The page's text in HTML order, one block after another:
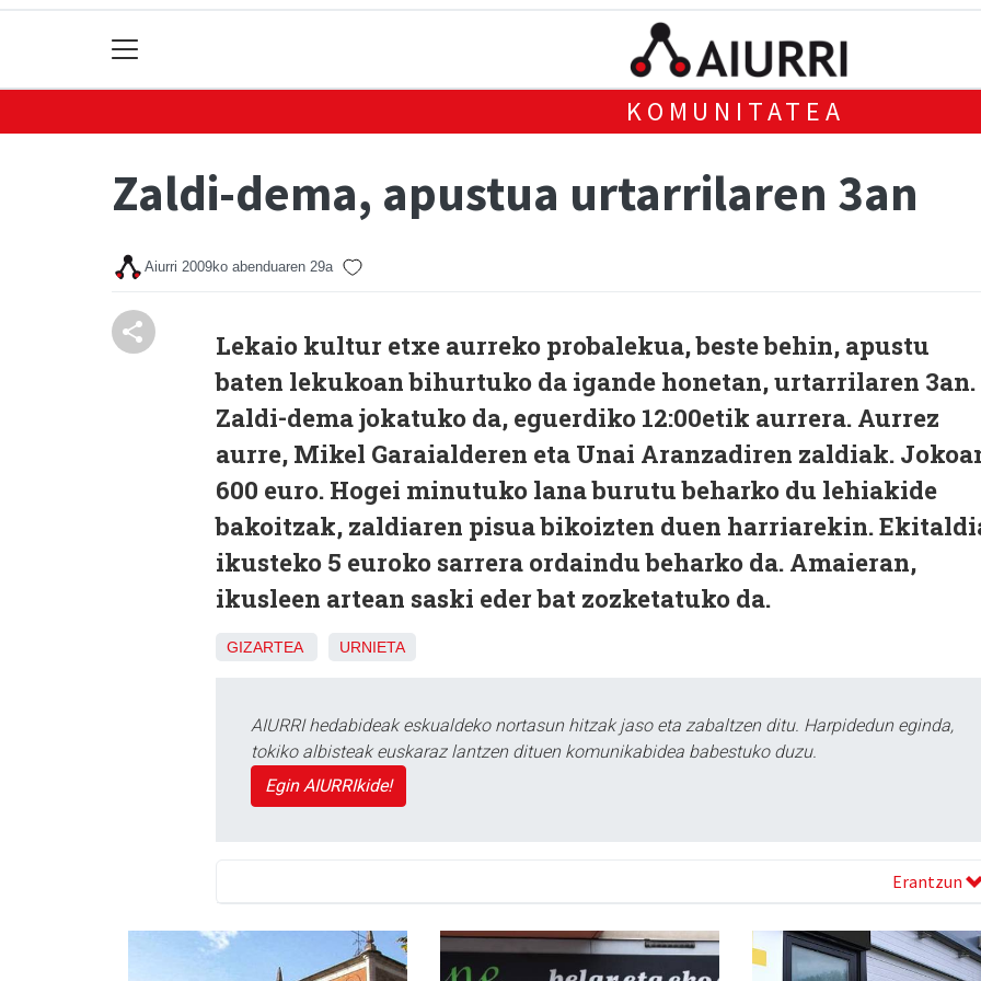
KOMUNITATEA
Zaldi-dema, apustua urtarrilaren 3an
Aiurri 2009ko abenduaren 29a
Lekaio kultur etxe aurreko probalekua, beste behin, apustu
baten lekukoan bihurtuko da igande honetan, urtarrilaren 3an.
Zaldi-dema jokatuko da, eguerdiko 12:00etik aurrera. Aurrez
aurre, Mikel Garaialderen eta Unai Aranzadiren zaldiak.
600 euro. Hogei minutuko lana burutu beharko du lehiakide
bakoitzak, zaldiaren pisua bikoizten duen harriarekin.
ikusteko 5 euroko sarrera ordaindu beharko da. Amaieran,
ikusleen artean saski eder bat zozketatuko da.
GIZARTEA URNIETA
AIURRI hedabideak eskualdeko nortasun hitzak jaso eta zabaltzen ditu. Harpidedun eginda,
tokiko albisteak euskaraz lantzen dituen komunikabidea babestuko duzu.
Egin AIURRIkide!
Erantzun